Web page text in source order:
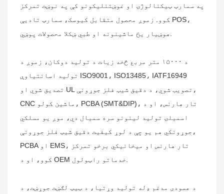
په سمارټ ټیکنالوژۍ او غوښتنلیکونو کې په نوښت تمرکز
کوو. زموږ محصول متقابل کیوسک، سمارټ تادیې POS،
د ۱۵۰۰۰ متر مربع څخه زیات د تولید دوکان، زموږ د
تولید اسانتیاوې ISO9001، ISO13485، IATF16949
تصدیق شوي او UL تصویب شوي، د دقیق شیټ فلز جوړونې،
CNC ماشین کولو، PCBA (SMT&DIP)، تار هارنس، او د
اسمبلۍ تولید لینونو سره سمبال دي، موږ یو مسلکي
جوړونکي هم یو چې د لوړ کیفیت دقیق شیټ فلز جوړونې،
PCBA او EMS، تار هارنس او ​​میخانیکي برخو تمرکز
د عمودی مدغم ډله تولید وړتیا، د ټیټ لګښت جوړښت، د